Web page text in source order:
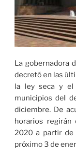
La gobernadora
decretó en las
la ley seca y
municipios del
diciembre. De
horarios regirán
2020 a partir de
próximo 3 de